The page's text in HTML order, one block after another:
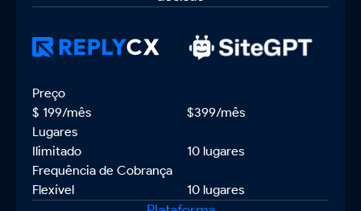
Preço
$ 199/mês
$399/mês
Lugares
Ilimitado
10 lugares
Frequência de Cobrança
Flexível
10 lugares